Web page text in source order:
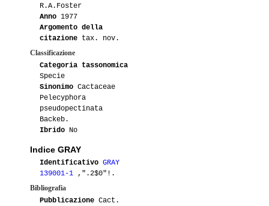
02-2011 Luca
01-2010 Luca
01-2010 Moge88
04-2010 Sonoiosara
04-2010
Claser71
03-2010
R.A.Foster
Anno 1977
Argomento della
citazione tax. nov.
Classificazione
Categoria tassonomica
Specie
Sinonimo Cactaceae
Pelecyphora
pseudopectinata
Backeb.
Ibrido No
Indice GRAY
Identificativo GRAY
139001-1 ,".2$0"!.
Bibliografia
Pubblicazione Cact.